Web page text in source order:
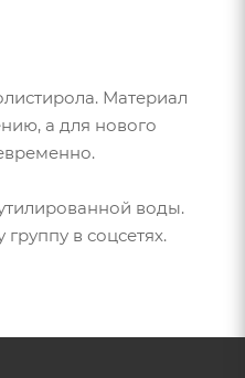
Материал
а для нового
воды.
в соцсетях.